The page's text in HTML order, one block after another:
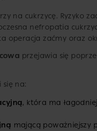
na cukrzycę. Ryzyko
nefropatia
operacja zaćmy oraz
przejawia się
na:
, która ma
mającą poważniejszy